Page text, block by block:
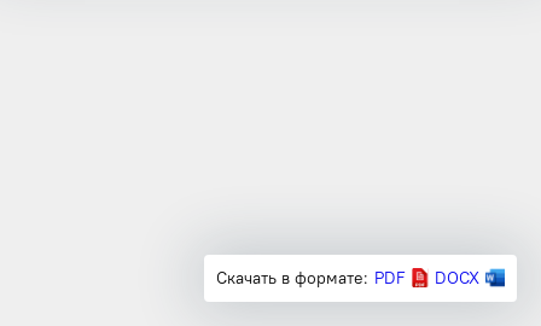
Скачать в формате: PDF DOCX